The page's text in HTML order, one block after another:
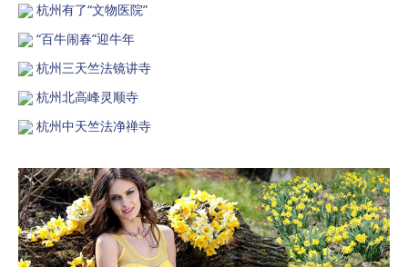
杭州有了“文物医院”
“百牛闹春”迎牛年
杭州三天竺法镜讲寺
杭州北高峰灵顺寺
杭州中天竺法净禅寺